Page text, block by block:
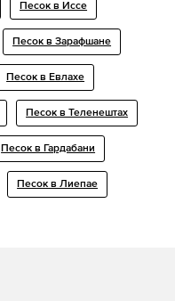
Песок в Иссе
Песок в Зарафшане
Песок в Евлахе
Песок в Теленештах
Песок в Гардабани
Песок в Лиепае